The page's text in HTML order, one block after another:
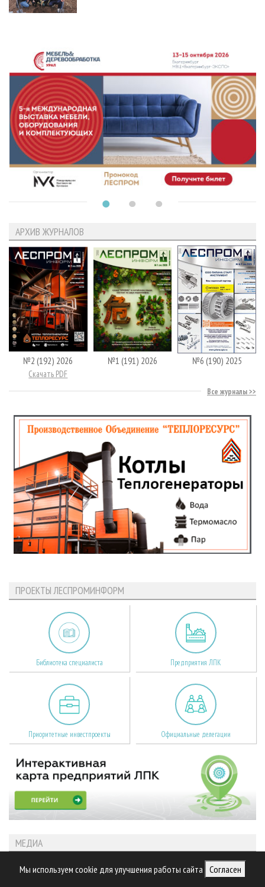
Мы используем cookie для улучшения работы сайта Согласен
АРХИВ ЖУРНАЛОВ
№2 (192) 2026
Скачать PDF
№1 (191) 2026 №6 (190) 2025
Все журналы
ПРОЕКТЫ ЛЕСПРОМИНФОРМ
Библиотека специалиста Предприятия ЛПК
Приоритетные инвестпроекты Официальные делегации
МЕДИА